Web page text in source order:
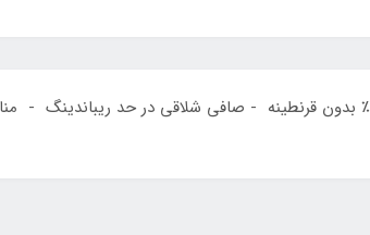
لطفا دقت کنید حجم ۱۰۰ میل میباشد یعنی قوطی کوچک ابسولوت قهوه صافی ۱۰۰٪ احیا ۶۰٪ بدون قرنطینه - صافی